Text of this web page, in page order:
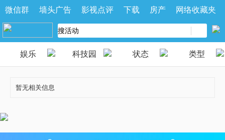
微信群 墙头广告 影视点评 下载 房产 网络收藏夹
娱乐 科技园 状态 类型
暂无相关信息